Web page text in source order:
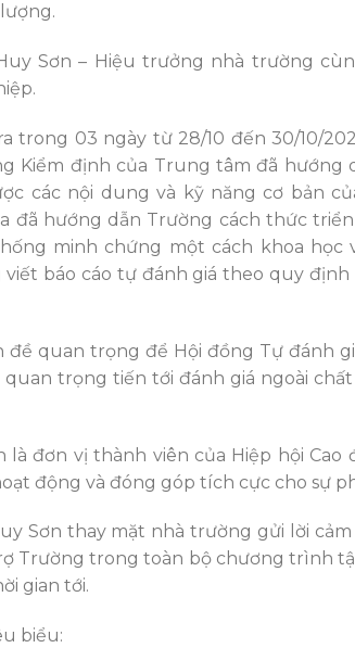
Sơn – Hiệu trưởng nhà trường
trong 03 ngày từ 28/10 đến 30/10/
Kiểm định của Trung tâm đã
các nội dung và kỹ năng cơ bản
đã hướng dẫn Trường cách thức
minh chứng một cách khoa học
báo cáo tự đánh giá theo quy
quan trọng để Hội đồng Tự đánh
trọng tiến tới đánh giá ngoài
là đơn vị thành viên của Hiệp hội
động và đóng góp tích cực cho sự
Sơn thay mặt nhà trường gửi lời
Trường trong toàn bộ chương trình
gian tới.
biểu: